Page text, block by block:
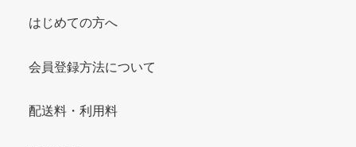
はじめての方へ
会員登録方法について
配送料・利用料